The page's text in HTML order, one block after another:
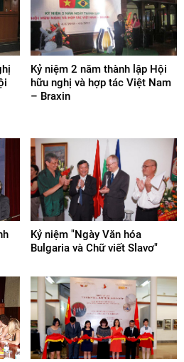
Kỷ niệm 2 năm thành lập Hội
hữu nghị và hợp tác Việt Nam
– Braxin
Kỷ niệm "Ngày Văn hóa
Bulgaria và Chữ viết Slavơ"